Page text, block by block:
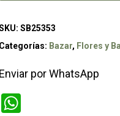
SB25353
Categorías: Bazar, Flores y
Enviar por WhatsApp
WhatsApp